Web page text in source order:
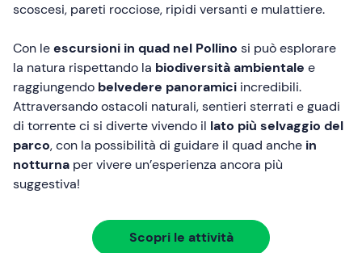
scoscesi, pareti rocciose, ripidi versanti e mulattiere.
Con leescursioni in quad nel Pollino si può esplorare
la natura rispettando la biodiversità ambientale e
raggiungendo belvedere panoramici incredibili.
Attraversando ostacoli naturali, sentieri sterrati e guadi
di torrente ci si diverte vivendo il lato più selvaggio del
parco, con la possibilità di guidare il quad anche in
notturna per vivere un’esperienza ancora più
suggestiva!
Scopri le attività